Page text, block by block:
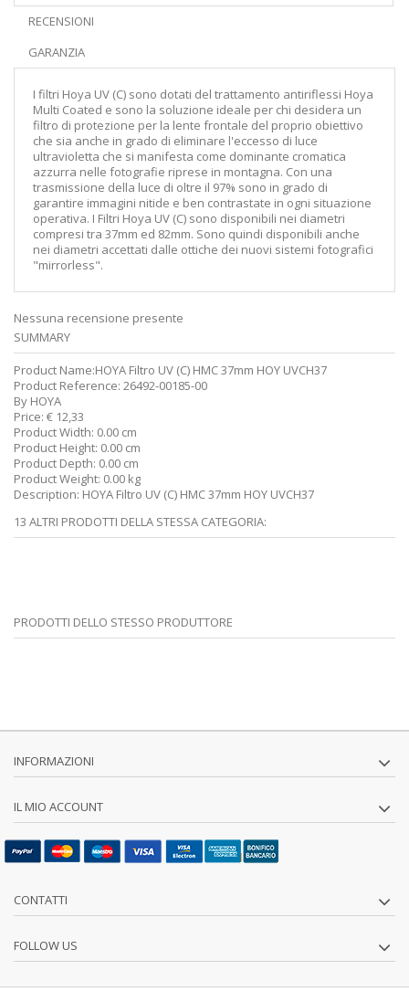
RECENSIONI
GARANZIA
I filtri Hoya UV (C) sono dotati del trattamento antiriflessi Hoya
Multi Coated e sono la soluzione ideale per chi desidera un
filtro di protezione per la lente frontale del proprio obiettivo
che sia anche in grado di eliminare l'eccesso di luce
ultravioletta che si manifesta come dominante cromatica
azzurra nelle fotografie riprese in montagna. Con una
trasmissione della luce di oltre il 97% sono in grado di
garantire immagini nitide e ben contrastate in ogni situazione
operativa. I Filtri Hoya UV (C) sono disponibili nei diametri
compresi tra 37mm ed 82mm. Sono quindi disponibili anche
nei diametri accettati dalle ottiche dei nuovi sistemi fotografici
"mirrorless".
Nessuna recensione presente
SUMMARY
Product Name:HOYA Filtro UV (C) HMC 37mm HOY UVCH37
Product Reference: 26492-00185-00
By HOYA
Price: € 12,33
Product Width: 0.00 cm
Product Height: 0.00 cm
Product Depth: 0.00 cm
Product Weight: 0.00 kg
Description: HOYA Filtro UV (C) HMC 37mm HOY UVCH37
13 ALTRI PRODOTTI DELLA STESSA CATEGORIA:
PRODOTTI DELLO STESSO PRODUTTORE
INFORMAZIONI
IL MIO ACCOUNT
CONTATTI
FOLLOW US